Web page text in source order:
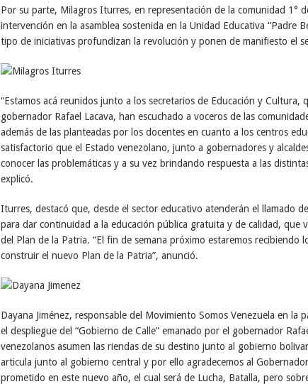
Por su parte, Milagros Iturres, en representación de la comunidad 1°
intervención en la asamblea sostenida en la Unidad Educativa “Padre
tipo de iniciativas profundizan la revolución y ponen de manifiesto el
“Estamos acá reunidos junto a los secretarios de Educación y Cultura,
gobernador Rafael Lacava, han escuchado a voceros de las
además de las planteadas por los docentes en cuanto a los centros
satisfactorio que el Estado venezolano, junto a gobernadores y
conocer las problemáticas y a su vez brindando respuesta a las
explicó.
Iturres, destacó que, desde el sector educativo atenderán el llamado
para dar continuidad a la educación pública gratuita y de calidad, que
del Plan de la Patria. “El fin de semana próximo estaremos recibiendo
construir el nuevo Plan de la Patria”, anunció.
Dayana Jiménez, responsable del Movimiento Somos Venezuela en la
el despliegue del “Gobierno de Calle” emanado por el gobernador
venezolanos asumen las riendas de su destino junto al gobierno
articula junto al gobierno central y por ello agradecemos al
prometido en este nuevo año, el cual será de Lucha, Batalla, pero